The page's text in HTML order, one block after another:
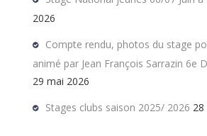
2026
Compte rendu, photos du stage
animé par Jean François Sarrazin 6e
29 mai 2026
Stages clubs saison 2025/ 2026 28